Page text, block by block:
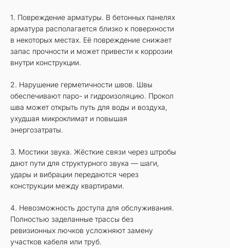
1. Повреждение арматуры. В бетонных панелях
арматура располагается близко к поверхности
в некоторых местах. Её повреждение снижает
запас прочности и может привести к коррозии
внутри конструкции.
2. Нарушение герметичности швов. Швы
обеспечивают паро- и гидроизоляцию. Прокол
шва может открыть путь для воды и воздуха,
ухудшая микроклимат и повышая
энергозатраты.
3. Мостики звука. Жёсткие связи через штробы
дают пути для структурного звука — шаги,
удары и вибрации передаются через
конструкции между квартирами.
4. Невозможность доступа для обслуживания.
Полностью заделанные трассы без
ревизионных лючков усложняют замену
участков кабеля или труб.